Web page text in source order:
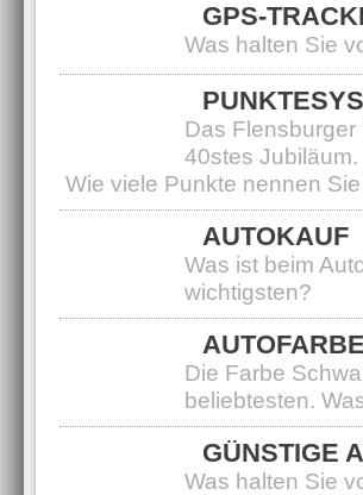
GPS-
Was halten Sie
Das
40stes Jubiläum.
Wie viele Punkte nennen
AUTOKAUF
Was ist beim
wichtigsten?
Die Farbe
beliebtesten.
GÜNSTIGE
Was halten Sie